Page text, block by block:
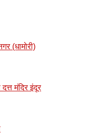
(धामोरी)
मंदिर इंदूर